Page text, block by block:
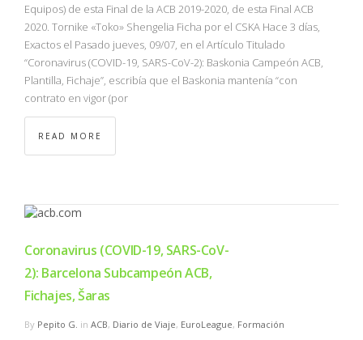
Equipos) de esta Final de la ACB 2019-2020, de esta Final ACB
2020. Tornike «Toko» Shengelia Ficha por el CSKA Hace 3 días,
Exactos el Pasado jueves, 09/07, en el Artículo Titulado
“Coronavirus (COVID-19, SARS-CoV-2): Baskonia Campeón ACB,
Plantilla, Fichaje”, escribía que el Baskonia mantenía “con
contrato en vigor (por
READ MORE
Coronavirus (COVID-19, SARS-CoV-
2): Barcelona Subcampeón ACB,
Fichajes, Šaras
By Pepito G. in ACB, Diario de Viaje, EuroLeague, Formación